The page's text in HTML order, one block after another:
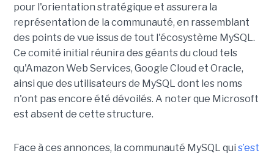
pour l'orientation stratégique et assurera la
représentation de la communauté, en rassemblant
des points de vue issus de tout l'écosystème MySQL.
Ce comité initial réunira des géants du cloud tels
qu'Amazon Web Services, Google Cloud et Oracle,
ainsi que des utilisateurs de MySQL dont les noms
n'ont pas encore été dévoilés. A noter que Microsoft
est absent de cette structure.
Face à ces annonces, la communauté MySQL qui s’est